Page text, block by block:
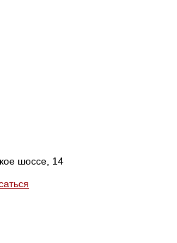
шоссе, 14